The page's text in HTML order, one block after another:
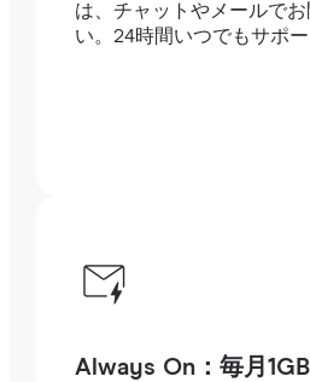
は、チャットやメールで
い。24時間いつでもサポー
Always On：毎月